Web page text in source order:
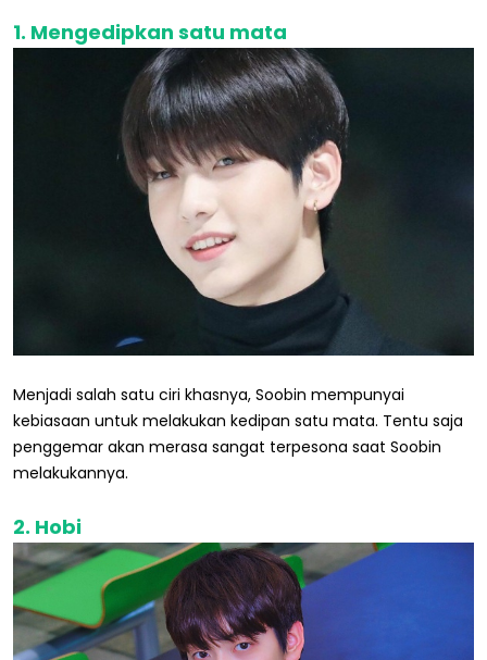
1. Mengedipkan satu mata
Menjadi salah satu ciri khasnya, Soobin mempunyai
kebiasaan untuk melakukan kedipan satu mata. Tentu saja
penggemar akan merasa sangat terpesona saat Soobin
melakukannya.
2. Hobi